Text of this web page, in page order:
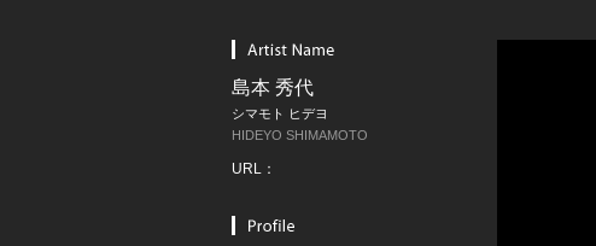
島本 秀代
シマモト ヒデヨ
HIDEYO SHIMAMOTO
URL：